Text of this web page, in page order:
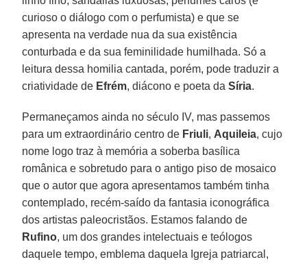
curioso o diálogo com o perfumista) e que se
apresenta na verdade nua da sua existência
conturbada e da sua feminilidade humilhada. Só a
leitura dessa homilia cantada, porém, pode traduzir a
criatividade de Efrém, diácono e poeta daSíria.
Permaneçamos ainda no século IV, mas passemos
para um extraordinário centro de Friuli, Aquileia, cujo
nome logo traz à memória a soberba basílica
românica e sobretudo para o antigo piso de mosaico
que o autor que agora apresentamos também tinha
contemplado, recém-saído da fantasia iconográfica
dos artistas paleocristãos. Estamos falando de
Rufino, um dos grandes intelectuais e teólogos
daquele tempo, emblema daquela Igreja patriarcal,